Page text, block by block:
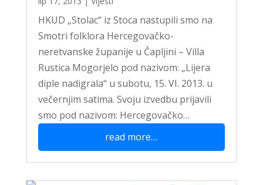
HKUD „Stolac“ iz Stoca nastupili smo na
Smotri folklora Hercegovačko-
neretvanske županije u Čapljini – Villa
Rustica Mogorjelo pod nazivom: „Lijera
diple nadigrala“ u subotu, 15. VI. 2013. u
večernjim satima. Svoju izvedbu prijavili
smo pod nazivom: Hercegovačko…
read more…